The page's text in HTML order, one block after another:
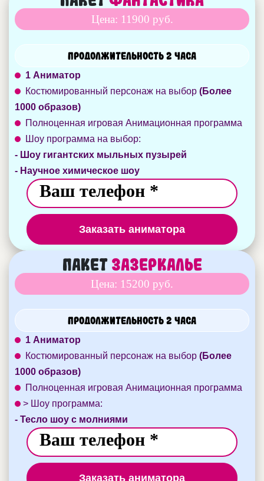
Цена: 11900 руб.
Продолжительность 2 часа
1 Аниматор
Костюмированный персонаж на выбор (Более
1000 образов)
Полноценная игровая Анимационная программа
Шоу программа на выбор:
- Шоу гигантских мыльных пузырей
- Научное химическое шоу
Заказать аниматора
Пакет Зазеркалье
Цена: 15200 руб.
Продолжительность 2 часа
1 Аниматор
Костюмированный персонаж на выбор (Более
1000 образов)
Полноценная игровая Анимационная программа
> Шоу программа:
- Тесло шоу с молниями
Заказать аниматора